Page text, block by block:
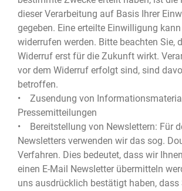
dieser Verarbeitung auf Basis Ihrer
gegeben. Eine erteilte Einwilligung
widerrufen werden. Bitte beachten Sie,
Widerruf erst für die Zukunft wirkt.
vor dem Widerruf erfolgt sind, sind
betroffen.
• Zusendung von
Pressemitteilungen
• Bereitstellung von Newslettern: Für
Newsletters verwenden wir das sog.
Verfahren. Dies bedeutet, dass wir
einen E-Mail Newsletter übermitteln
uns ausdrücklich bestätigt haben, dass